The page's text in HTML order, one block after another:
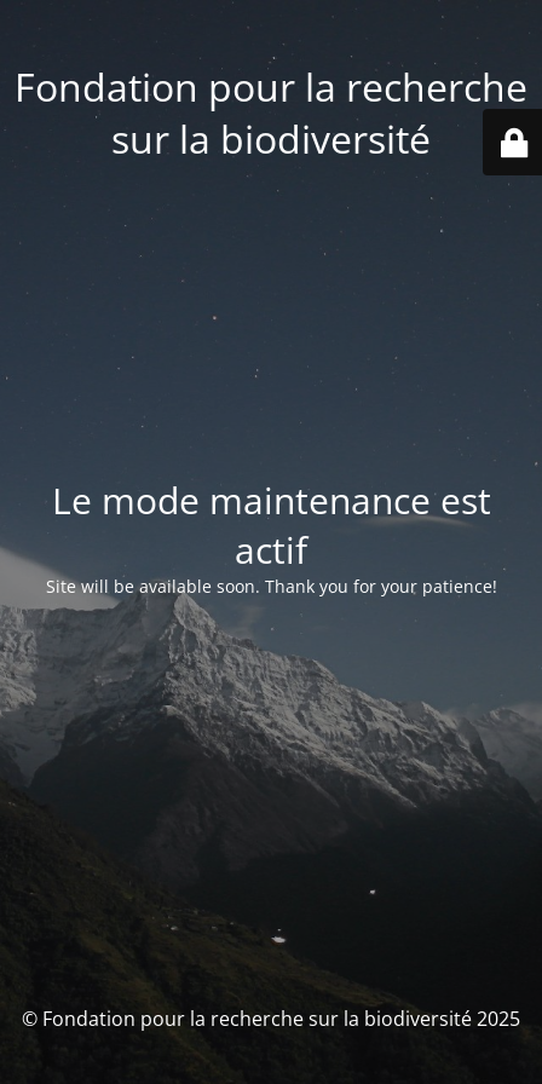
Fondation pour la recherche
sur la biodiversité
Le mode maintenance est
actif
Site will be available soon. Thank you for your patience!
© Fondation pour la recherche sur la biodiversité 2025